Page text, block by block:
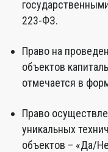
223-ФЗ.
Право на
объектов
отмечается в
Право
уникальных
объектов – «Да/